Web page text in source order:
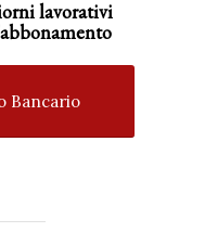
lavorativi
Bancario